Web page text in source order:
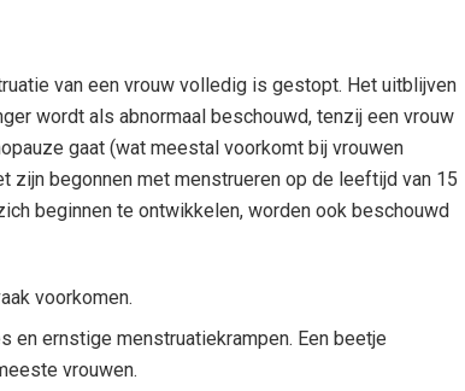
van een vrouw volledig is gestopt. Het uitblijven
wordt als abnormaal beschouwd, tenzij een vrouw
gaat (wat meestal voorkomt bij vrouwen
zijn begonnen met menstrueren op de leeftijd van 15
beginnen te ontwikkelen, worden ook beschouwd
voorkomen.
en ernstige menstruatiekrampen. Een beetje
vrouwen.